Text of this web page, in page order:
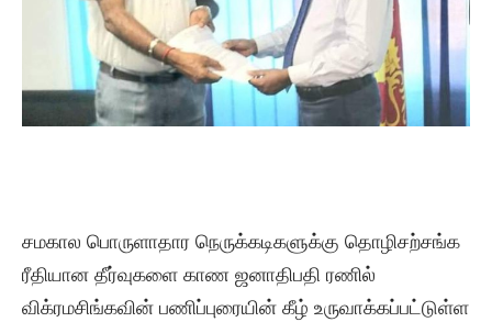
சமகால பொருளாதார நெருக்கடிகளுக்கு தொழிசற்சங்க
ரீதியான தீர்வுகளை காண ஜனாதிபதி ரணில்
விக்ரமசிங்கவின் பணிப்புரையின் கீழ் உருவாக்கப்பட்டுள்ள